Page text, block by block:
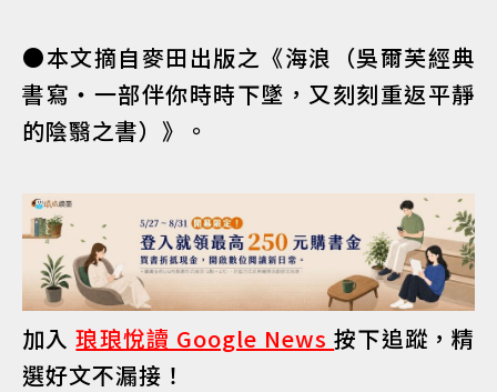
●本文摘自麥田出版之《海浪（吳爾芙經典
書寫‧一部伴你時時下墜，又刻刻重返平靜
的陰翳之書）》。
加入琅琅悅讀 Google News按下追蹤，精
選好文不漏接！